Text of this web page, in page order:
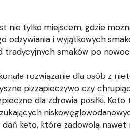
nie tylko miejscem, gdzie
odżywiania i wyjątkowych
smaków po
rozwiązanie dla osób z
pizzapieczywo czy
dla zdrowia posiłki.
keto, które zadowolą